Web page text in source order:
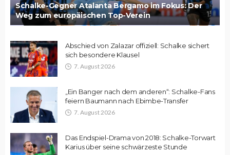
Schalke-Gegner Atalanta Bergamo im Fokus: Der
Weg zum europäischen Top-Verein
Abschied von Zalazar offiziell: Schalke sichert
sich besondere Klausel
7. August 2026
„Ein Banger nach dem anderen“: Schalke-Fans
feiern Baumann nach Ebimbe-Transfer
7. August 2026
Das Endspiel-Drama von 2018: Schalke-Torwart
Karius über seine schwärzeste Stunde